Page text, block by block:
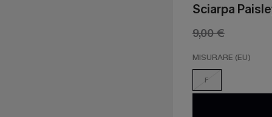
Sciarpa
9,00 €
MISURARE (EU)
F